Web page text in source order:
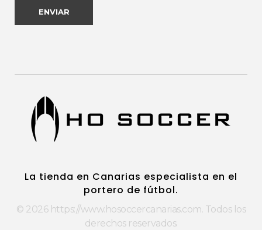
La tienda en Canarias especialista en el
portero de fútbol.
© 2026 https://www.hosoccercanarias.com. Todos los
derechos reservados.